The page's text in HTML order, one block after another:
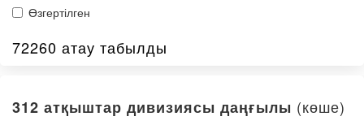
Өзгертілген
72260 атау табылды
312 атқыштар дивизиясы даңғылы (көше)